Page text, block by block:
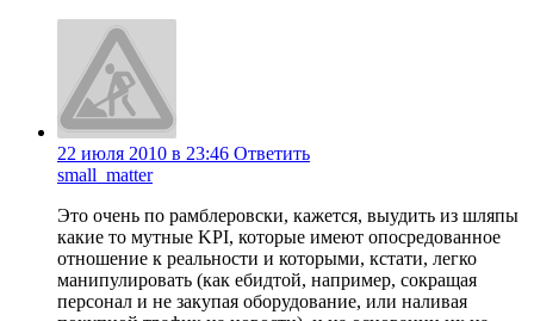
22 июля 2010 в 23:46 Ответить
small_matter
Это очень по рамблеровски, кажется, выудить из шляпы
какие то мутные KPI, которые имеют опосредованное
отношение к реальности и которыми, кстати, легко
манипулировать (как ебидтой, например, сокращая
персонал и не закупая оборудование, или наливая